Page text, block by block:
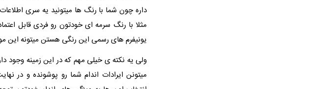
داره چون شما با رنگ ها میتونید یه سری
مثلا با رنگ سرمه ای خودتون رو فردی قابل
یونیفرم های رسمی این رنگی هستن میتونه این
ولی یه نکته ی خیلی مهم که در این زمینه وجود
میتونن ایرادات اندام شما رو پوشونده و در